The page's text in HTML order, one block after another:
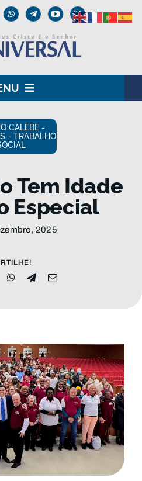
CALEBE -
- TRABALHO
Tem Idade
Especial
2025